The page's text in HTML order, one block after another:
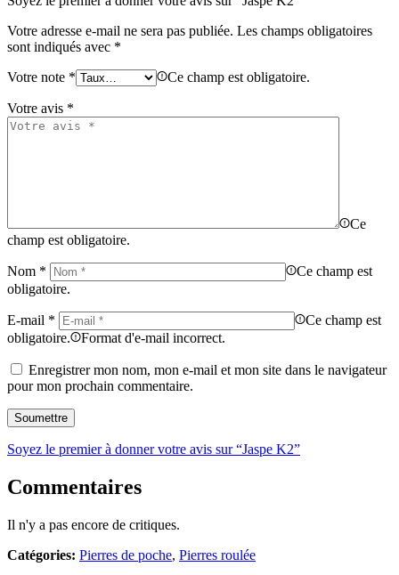
Votre adresse e-mail ne sera pas publiée. Les champs obligatoires
sont indiqués avec *
Votre note * Ce champ est obligatoire.
Votre avis *
Ce
champ est obligatoire.
Nom *
Ce champ est
obligatoire.
E-mail *
Ce champ est
obligatoire.
Format d'e-mail incorrect.
Enregistrer mon nom, mon e-mail et mon site dans le navigateur
pour mon prochain commentaire.
Soyez le premier à donner votre avis sur “Jaspe K2”
Commentaires
Il n'y a pas encore de critiques.
Catégories: Pierres de poche, Pierres roulée